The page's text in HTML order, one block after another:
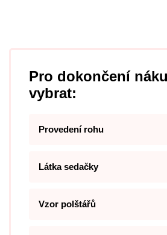
Pro dokončení
vybrat:
Provedení rohu
Látka sedačky
Vzor polštářů